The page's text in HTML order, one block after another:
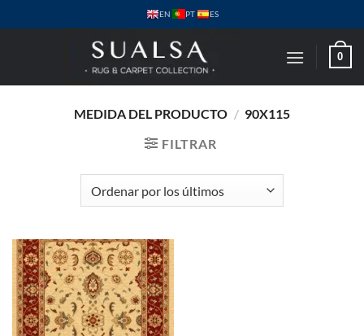
al
EN PT ES
0
MEDIDA DEL PRODUCTO / 90X115
FILTRAR